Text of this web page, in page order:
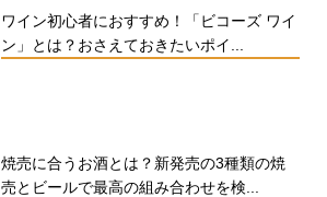
ワイン初心者におすすめ！「ビコーズ ワイ
ン」とは？おさえておきたいポイ...
焼売に合うお酒とは？新発売の3種類の焼
売とビールで最高の組み合わせを検...